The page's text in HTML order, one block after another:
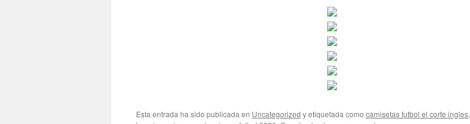
Esta entrada ha sido publicada en Uncategorized y etiquetada como camisetas futbol el corte ingles,